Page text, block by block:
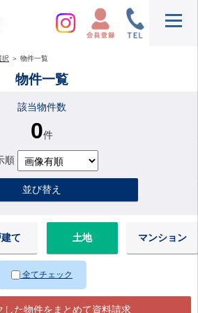
択 ＞ 物件一覧
物件一覧
該当物件数
0件
順
並び替え
て 土地 マンション
全てチェック
た物件をまとめて資料請求